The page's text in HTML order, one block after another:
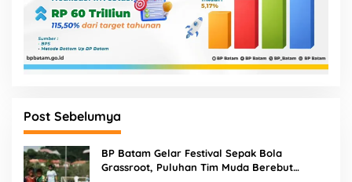
Post Sebelumya
BP Batam Gelar Festival Sepak Bola
Grassroot, Puluhan Tim Muda Berebut